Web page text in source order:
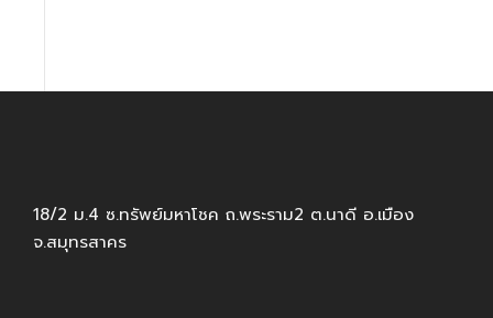
18/2 ม.4 ซ.ทรัพย์มหาโชค ถ.พระราม2 ต.นาดี อ.เมือง
จ.สมุทรสาคร